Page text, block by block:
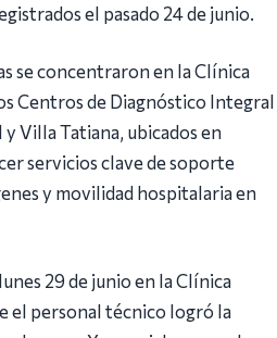
el pasado 24 de junio.
se concentraron en la Clínica
Centros de Diagnóstico Integral
Villa Tatiana, ubicados en
servicios clave de soporte
y movilidad hospitalaria en
29 de junio en la Clínica
el personal técnico logró la